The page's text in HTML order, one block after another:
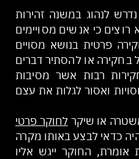
לנהוג במשנה זהירות
כי אנשים מסויימים
פרטית בנושא מסויים
או להסתיר דברים
רבות אשר מסיבות
ואסור לגלות את עצם
או שיקרלחוקר פרטי
כדאי לבצע באותו מקרה
אומרת, החוקר ייגש אליו